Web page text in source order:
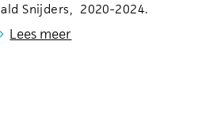
Snijders, 2020-2024.
› Lees meer